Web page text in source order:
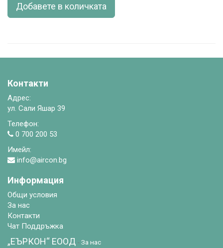
Добавете в количката
Контакти
Адрес:
ул. Сали Яшар 39
Телефон:
0 700 200 53
Имейл:
info@aircon.bg
Информация
Общи условия
За нас
Контакти
Чат Поддръжка
„ЕЪРКОН“ EООД - За нас